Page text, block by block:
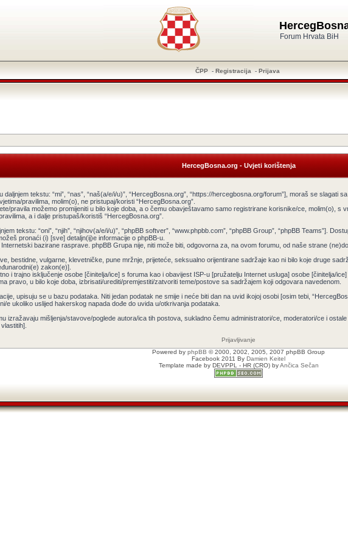
Forum Hrvata BiH
ČPP - Registracija - Prijava
HercegBosna.org - Uvjeti korištenja
daljnjem tekstu: “mi”, “nas”, “naš(a/e/i/u)”, “HercegBosna.org”, “https://hercegbosna.org/forum”], moraš se
pravilima, molim(o), ne pristupaj/koristi “HercegBosna.org”.
pravila možemo promijeniti u bilo koje doba, a o čemu obavještavamo samo registrirane korisnike/ce, molim(o),
a i dalje pristupaš/koristiš “HercegBosna.org”.
tekstu: “oni”, “njih”, “njihov(a/e/i/u)”, “phpBB softver”, “www.phpbb.com”, “phpBB Group”, “phpBB Teams”].
pronaći (i) [sve] detaljn(ij)e informacije o phpBB-u.
bazirane rasprave. phpBB Grupa nije, niti može biti, odgovorna za, na ovom forumu, od naše strane
bestidne, vulgarne, klevetničke, pune mržnje, prijeteće, seksualno orijentirane sadržaje kao ni bilo koje druge
zakon(e)].
i trajno isključenje osobe [činitelja/ice] s foruma kao i obavijest ISP-u [pružatelju Internet usluga] osobe [činitelja/
pravo, u bilo koje doba, izbrisati/urediti/premjestiti/zatvoriti teme/postove sa sadržajem koji odgovara navedenom.
upisuju se u bazu podataka. Niti jedan podatak ne smije i neće biti dan na uvid ikojoj osobi [osim tebi,
e ukoliko uslijed hakerskog napada dođe do uvida u/otkrivanja podataka.
izražavaju mišljenja/stavove/poglede autora/ica tih postova, sukladno čemu administratori/ce, moderatori/ce i
Prijavljivanje
Powered by phpBB © 2000, 2002, 2005, 2007 phpBB Group
Facebook 2011 By Damien Keitel
Template made by DEVPPL - HR (CRO) byAnčica Sečan